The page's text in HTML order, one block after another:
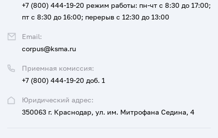
Юридический адрес:
350063 г. Краснодар, ул. им. Митрофана Седина, 4
Приемная комиссия:
+7 (800) 444-19-20 доб. 1
+7 (800) 444-19-20 режим работы: пн-чт с 8:30 до 17:00;
пт с 8:30 до 16:00; перерыв с 12:30 до 13:00
Email:
corpus@ksma.ru